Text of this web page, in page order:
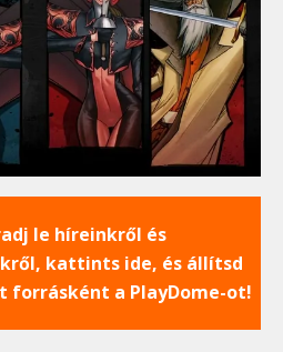
le híreinkről és
kattints ide, és állítsd
forrásként a PlayDome-ot!